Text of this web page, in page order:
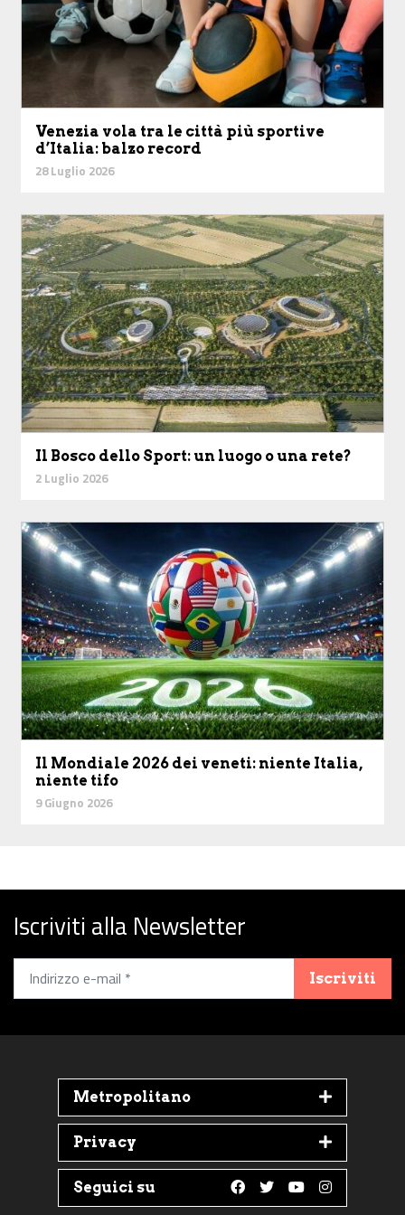
Venezia vola tra le città più sportive
d’Italia: balzo record
28 Luglio 2026
Il Bosco dello Sport: un luogo o una rete?
2 Luglio 2026
Il Mondiale 2026 dei veneti: niente Italia,
niente tifo
9 Giugno 2026
Iscriviti alla Newsletter
Iscriviti
Metropolitano
Privacy
Seguici su
Follow us on
Follow us on
Follow us on
Follow us